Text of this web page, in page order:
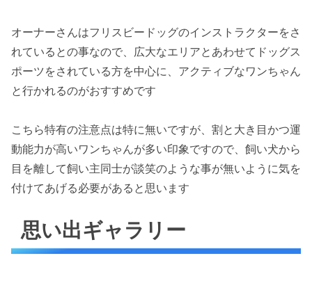
オーナーさんはフリスビードッグのインストラクターをさ
れているとの事なので、広大なエリアとあわせてドッグス
ポーツをされている方を中心に、アクティブなワンちゃん
と行かれるのがおすすめです
こちら特有の注意点は特に無いですが、割と大き目かつ運
動能力が高いワンちゃんが多い印象ですので、飼い犬から
目を離して飼い主同士が談笑のような事が無いように気を
付けてあげる必要があると思います
思い出ギャラリー